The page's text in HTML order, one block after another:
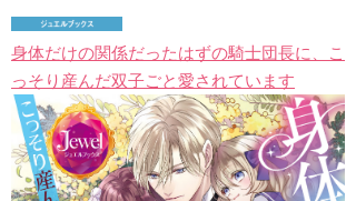
身体だけの関係だったはずの騎士団長に、こ
っそり産んだ双子ごと愛されています